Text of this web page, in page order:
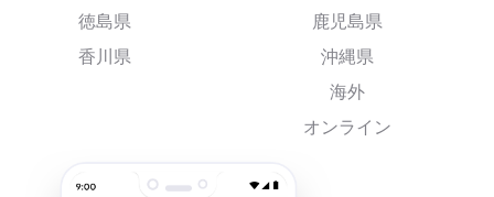
徳島県
香川県
鹿児島県
沖縄県
海外
オンライン